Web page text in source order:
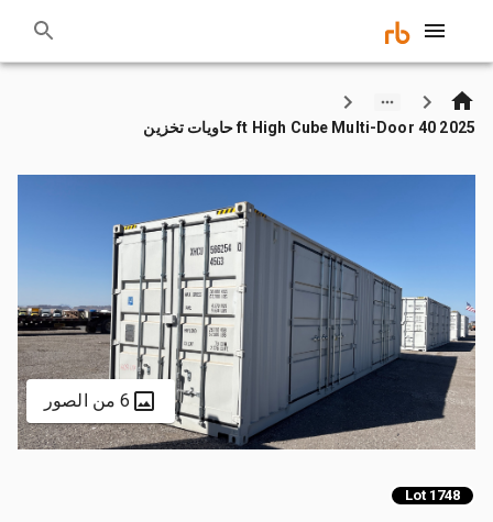
2025 40 ft High Cube Multi-Door حاويات تخزين
6 من الصور
Lot 1748